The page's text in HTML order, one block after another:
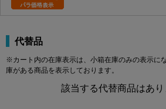
代替品
※カート内の在庫表示は、小箱在庫のみの表示に
庫がある商品を表示しております。
該当する代替商品はあり